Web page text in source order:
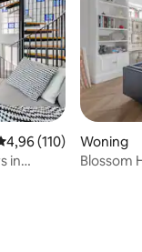
4,96 (110)
in
Woning
Blossom